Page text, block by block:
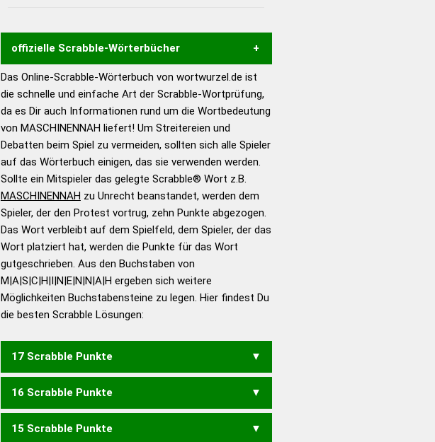
offizielle Scrabble-Wörterbücher
Wortwurzel liefert mit Hilfe eines semantischen
Wortanalyse-Algorithmus gute Anhaltspunkte zu
Wortbedeutung, Worttrennung und Wortform, um die
Gültigkeit eines Wortes für das Scrabble-Spiel zu
bestimmen!
zugelassene Turnier Scrabble-
Wörterbücher sind:
Duden – Standardwerk in 12
Bänden
Duden – Richtiges und gutes
Deutsch
Duden – Die deutsche Grammatik
Duden – Deutsches
Universalwörterbuch
Das Online-Scrabble-Wörterbuch von wortwurzel.de ist
die schnelle und einfache Art der Scrabble-Wortprüfung,
da es Dir auch Informationen rund um die Wortbedeutung
von MASCHINENNAH liefert! Um Streitereien und
Debatten beim Spiel zu vermeiden, sollten sich alle Spieler
auf das Wörterbuch einigen, das sie verwenden werden.
Sollte ein Mitspieler das gelegte Scrabble® Wort z.B.
MASCHINENNAH zu Unrecht beanstandet, werden dem
Spieler, der den Protest vortrug, zehn Punkte abgezogen.
Das Wort verbleibt auf dem Spielfeld, dem Spieler, der das
Wort platziert hat, werden die Punkte für das Wort
gutgeschrieben. Aus den Buchstaben von
M|A|S|C|H|I|N|E|N|N|A|H ergeben sich weitere
Möglichkeiten Buchstabensteine zu legen. Hier findest Du
die besten Scrabble Lösungen:
17 Scrabble Punkte
HINMACHENS NACHAHMENS
16 Scrabble Punkte
HINMACHEN NACHAHMEN
15 Scrabble Punkte